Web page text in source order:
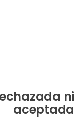
ni
aceptada